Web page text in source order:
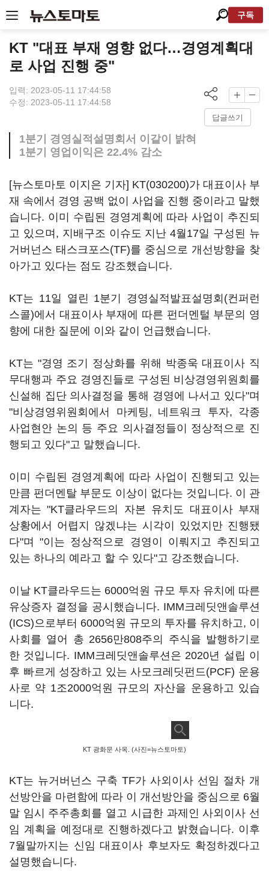
구독
KT "대표 부재 영향 없다…경영계획대
로 사업 진행 중"
입력: 2023-05-11 17:44:58
수정: 2023-05-11 17:44:58
답글쓰기
1분기 경영실적설명회서 이같이 밝혀
1분기 영업이익은 22.4% 감소
[뉴스토마토 이지은 기자] KT(030200)가 대표이사 부
재 속에서 경영 공백 없이 사업을 진행 중이라고 말했
습니다. 이미 수립된 경영계획에 따라 사업이 추진되
고 있으며, 지배구조 이슈도 지난 4월17일 구성된 뉴
거버넌스 태스크포스(TF)를 중심으로 개선방향을 찾
아가고 있다는 점도 강조했습니다.
KT는 11일 열린 1분기 경영실적발표설명회(컨퍼런
스콜)에서 대표이사 부재에 따른 펀더멘털 부문의 영
향에 대한 질문에 이와 같이 언급했습니다.
KT는 "경영 조기 정상화를 위해 박종욱 대표이사 직
무대행과 주요 경영진들로 구성된 비상경영위원회를
신설해 집단 의사결정을 통해 경영에 나서고 있다"며
"비상경영위원회에서 마케팅, 네트워크 투자, 각종
사업현안 논의 등 주요 의사결정들이 정상적으로 진
행되고 있다"고 말했습니다.
이미 수립된 경영계획에 따라 사업이 진행되고 있는
만큼 펀더멘탈 부문도 이상이 없다는 것입니다. 이 관
계자는 "KT클라우드의 자본 유치도 대표이사 부재
상황에서 어렵지 않겠냐는 시각이 있었지만 진행됐
다"며 "이는 정상적으로 경영이 이뤄지고 추진되고
있는 하나의 예라고 할 수 있다"고 강조했습니다.
이날 KT클라우드는 6000억원 규모 투자 유치에 따른
유상증자 결정을 공시했습니다. IMM크레딧앤솔루션
(ICS)으로부터 6000억원 규모의 투자를 유치하고, 이
사회를 열어 총 2656만808주의 주식을 발행하기로
한 것입니다. IMM크레딧앤솔루션은 2020년 설립 이
후 빠르게 성장하고 있는 사모크레딧펀드(PCF) 운용
사로 약 1조2000억원 규모의 자산을 운용하고 있습
니다.
KT 광화문 사옥. (사진=뉴스토마토)
KT는 뉴거버넌스 구축 TF가 사외이사 선임 절차 개
선방안을 마련함에 따라 이 개선방안을 중심으로 6월
말 임시 주주총회를 열고 시급한 과제인 사외이사 선
임 계획을 예정대로 진행하겠다고 밝혔습니다. 이후
7월말까지는 신임 대표이사 후보자도 확정하겠다고
설명했습니다.